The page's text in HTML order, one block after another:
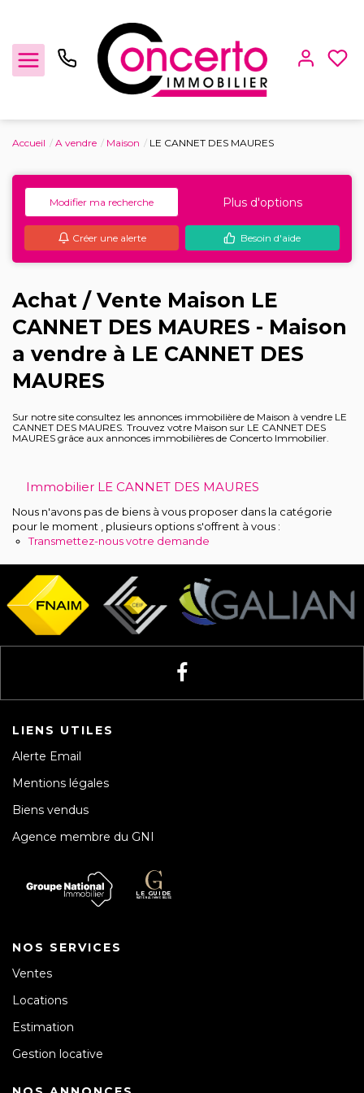
Location
Gestion locative
Locaux Professionnels
Estimation
Recrutement
Notre agence
Accueil A vendre Maison LE CANNET DES MAURES
Modifier ma recherche Plus d'options
Créer une alerte Besoin d'aide
Achat / Vente Maison LE
CANNET DES MAURES - Maison
a vendre à LE CANNET DES
MAURES
Sur notre site consultez les annonces immobilière de Maison à vendre LE
CANNET DES MAURES. Trouvez votre Maison sur LE CANNET DES
MAURES grâce aux annonces immobilières de Concerto Immobilier.
Immobilier LE CANNET DES MAURES
Nous n'avons pas de biens à vous proposer dans la catégorie
pour le moment , plusieurs options s'offrent à vous :
Transmettez-nous votre demande
LIENS UTILES
Alerte Email
Mentions légales
Biens vendus
Agence membre du GNI
NOS SERVICES
Ventes
Locations
Estimation
Gestion locative